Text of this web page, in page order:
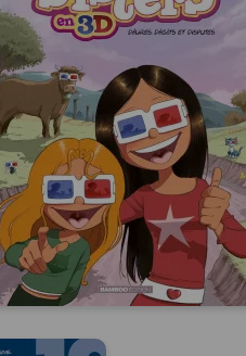
Les Sisters : 3D
Tome 01
Date de parution :
01/07/2026
En 3D, les Sisters sont encore
plus délirantes et déchaînées.
Ça saute aux yeux !